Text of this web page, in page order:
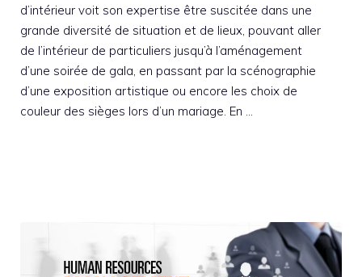
d’intérieur voit son expertise être suscitée dans une
grande diversité de situation et de lieux, pouvant aller
de l’intérieur de particuliers jusqu’à l’aménagement
d’une soirée de gala, en passant par la scénographie
d’une exposition artistique ou encore les choix de
couleur des sièges lors d’un mariage. En …